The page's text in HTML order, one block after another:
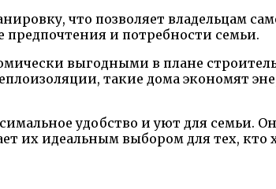
что позволяет владельцам
предпочтения и потребности семьи.
выгодными в плане
такие дома экономят
удобство и уют для семьи.
их идеальным выбором для тех,